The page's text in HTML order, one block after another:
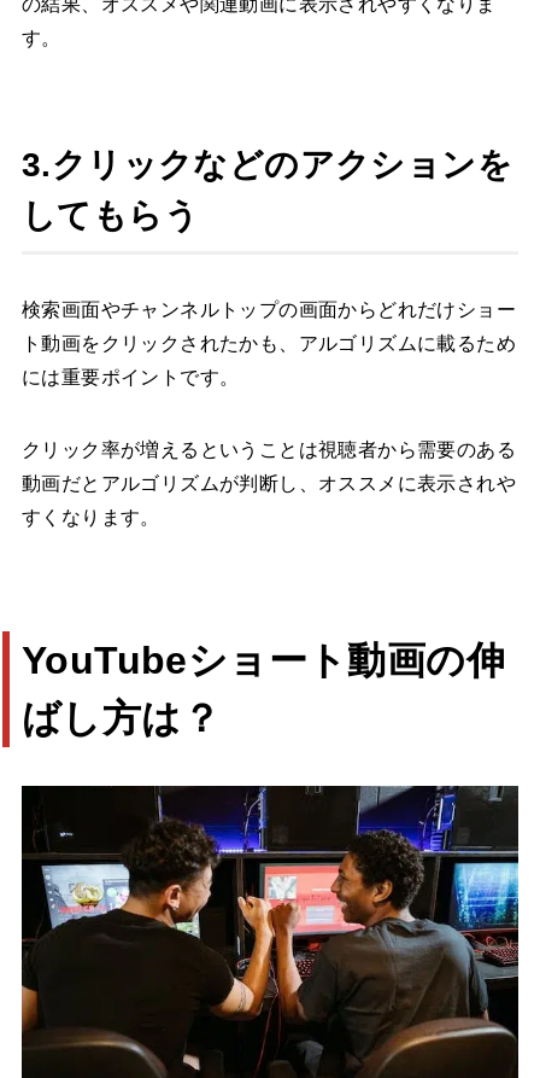
す。
3.クリックなどのアクションを
してもらう
検索画面やチャンネルトップの画面からどれだけショー
ト動画をクリックされたかも、アルゴリズムに載るため
には重要ポイントです。
クリック率が増えるということは視聴者から需要のある
動画だとアルゴリズムが判断し、オススメに表示されや
すくなります。
YouTubeショート動画の伸
ばし方は？